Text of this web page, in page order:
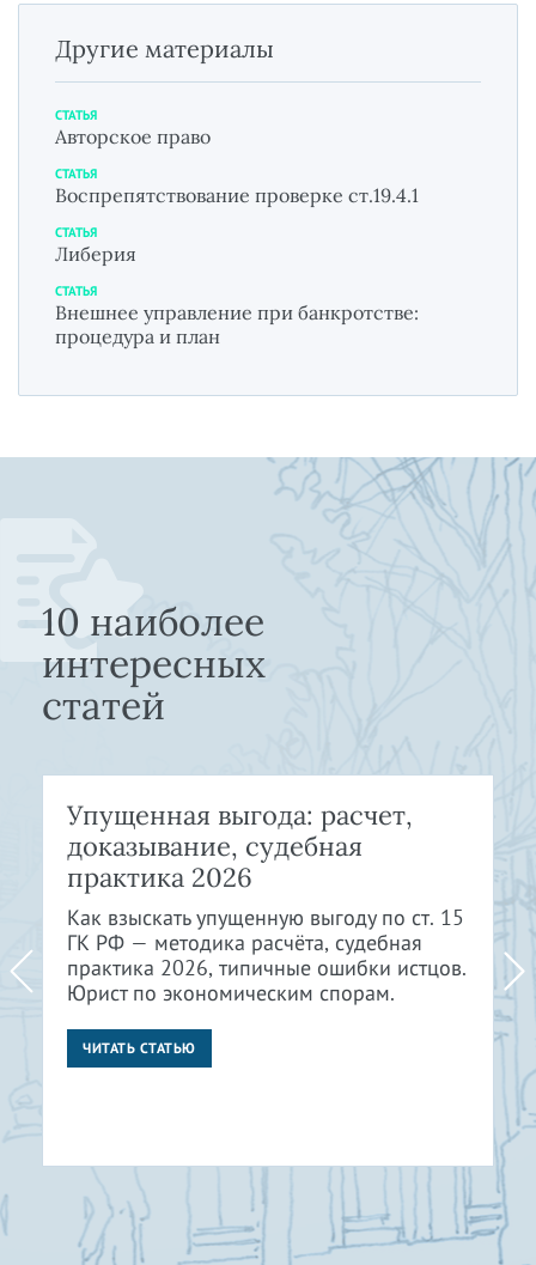
Другие материалы
СТАТЬЯ
Авторское право
СТАТЬЯ
Воспрепятствование проверке ст.19.4.1
СТАТЬЯ
Либерия
СТАТЬЯ
Внешнее управление при банкротстве:
процедура и план
10 наиболее
интересных
статей
Упущенная выгода: расчет,
доказывание, судебная
практика 2026
Как взыскать упущенную выгоду по ст. 15
ГК РФ — методика расчёта, судебная
практика 2026, типичные ошибки истцов.
Юрист по экономическим спорам.
ЧИТАТЬ СТАТЬЮ